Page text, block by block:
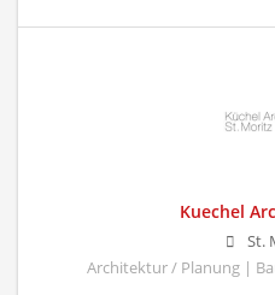
Kuechel
St.
Architektur / Planung |